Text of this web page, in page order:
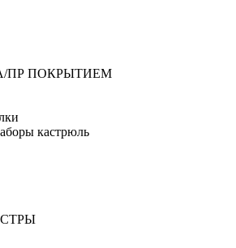
ПР ПОКРЫТИЕМ
кастрюль